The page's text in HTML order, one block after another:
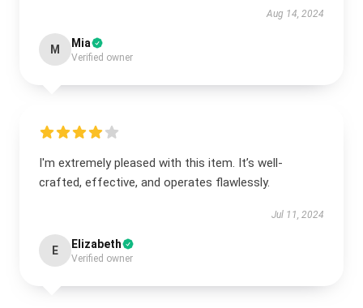
Aug 14, 2024
M Mia
Verified owner
I'm extremely pleased with this item. It’s well-
crafted, effective, and operates flawlessly.
Jul 11, 2024
E Elizabeth
Verified owner